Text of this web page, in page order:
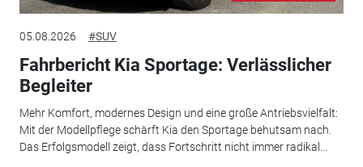
05.08.2026 #SUV
Fahrbericht Kia Sportage: Verlässlicher
Begleiter
Mehr Komfort, modernes Design und eine große Antriebsvielfalt:
Mit der Modellpflege schärft Kia den Sportage behutsam nach.
Das Erfolgsmodell zeigt, dass Fortschritt nicht immer radikal...